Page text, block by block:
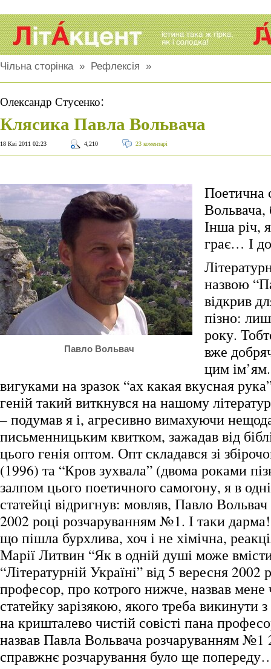
Чільна сторінка» Рефлексія »
Олександр Стусенко:
Клясика Павла Вольвача
18 Кві 2011 02:23 4,210 23 коментарі
Павло Вольвач
Поетична
Вольвача,
Інша річ,
грає… І
назвою
відкрив
пізно:
року.
вже
цим
вигуками на зразок “ах какая вкусная
геній такий виткнувся на нашому
– подумав я і, агресивно вимахуючи
письменницьким квитком, зажадав від
цього генія оптом. Опт складався зі
(1996) та “Кров зухвала” (двома роками
залпом цього поетичного самогону, я в
статейці відригнув: мовляв, Павло
2002 році розчаруванням №1. І таки
що пішла бурхлива, хоч і не хімічна,
Марії Литвин “Як в одній душі може
“Літературній Україні” від 5 вересня
професор, про котрого нижче, назвав
статейку зарізякою, якого треба викинути
на кришталево чистій совісті пана
назвав Павла Вольвача розчаруванням
справжнє розчарування було ще